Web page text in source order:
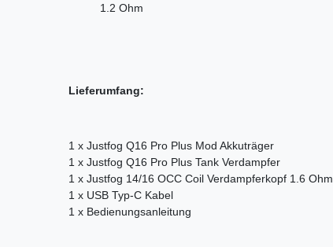
1.2 Ohm
Lieferumfang:
1 x Justfog Q16 Pro Plus Mod Akkuträger
1 x Justfog Q16 Pro Plus Tank Verdampfer
1 x Justfog 14/16 OCC Coil Verdampferkopf 1.6 Ohm
1 x USB Typ-C Kabel
1 x Bedienungsanleitung